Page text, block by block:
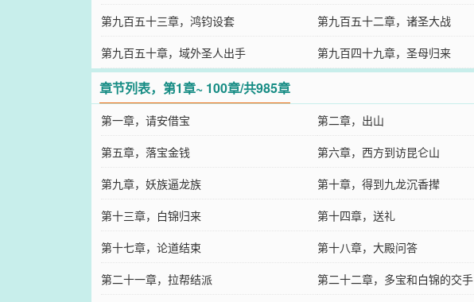
局)
第九百五十三章，鸿钧设套
第九百五十二章，诸圣大战
第九百五十章，域外圣人出手
第九百四十九章，圣母归来
章节列表，第1章~ 100章/共985章
第一章，请安借宝 第二章，出山
第五章，落宝金钱
第六章，西方到访昆仑山
第九章，妖族逼龙族
第十章，得到九龙沉香撵
第十三章，白锦归来
第十四章，送礼
第十七章，论道结束
第十八章，大殿问答
第二十一章，拉帮结派
第二十二章，多宝和白锦的交手